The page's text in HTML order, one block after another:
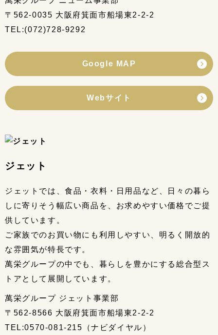
〒562-0035 大阪府箕面市船場東2-2-2
TEL:(072)728-9292
Google MAP
Webサイト
ジェット
ジェットでは、食品・衣料・日用品など、日々の暮ら
しに寄りそう幅広い商品を、お求めやすい価格でご提
供しています。
ご家族でのお買い物にも利用しやすい、明るく開放的
な雰囲気が特長です。
萬栄グループの中でも、暮らしを豊かにする総合型ス
トアとして展開しています。
萬栄グループ ジェット事業部
〒562-8566 大阪府箕面市船場東2-2-2
TEL:0570-081-215（ナビダイヤル）